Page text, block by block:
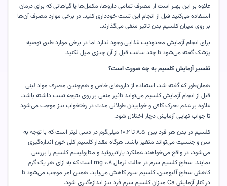
علاوه بر این بهتر است از مصرف تمامی داروها، مکمل‌ها یا گیاهانی که برای درمان
استفاده می‌کنید قبل از انجام این تست خودداری کنید. در برخی موارد مصرف آن‌ها
بر روی میزان کلسیم بدن تاثیر منفی می‌گذارند.
برای انجام آزمایش محدودیت غذایی وجود ندارد اما در برخی موارد طبق توصیه
پزشک گفته می‌شود تا چند ساعت قبل از آن چیزی میل نکنید.
تفسیر آزمایش کلسیم به چه صورت است؟
همان‌طور که گفته شد، استفاده از داروهای خاص و هم‌چنین مصرف مواد لبنی
قبل از انجام آزمایش کلسیم می‌تواند تاثیر منفی بر روی نتیجه تست داشته باشد.
علاوه بر عدم تحرک کافی و خوابیدن طولانی مدت در رختخواب نیز موجب می‌شود
تا جواب نهایی آزمایش دچار اختلال شود.
کلسیم در بدن هر فرد بین ۸.۵تا ۱۰.۲ میلی‌گرم در دسی لیتر است که با توجه به
سن و جنسیت می‌تواند متغیر باشد. هرگاه مقدار کلسیم کلی خون اندازه‌گیری
می‌شود، در واقع می‌خواهند عملکرد پاراتیروئید و متابولیسم کلسیم را بررسی
نمایند. سطح کلسیم سرم در حالت نرمال۰.۸
است که به ازای هر یک گرم
کاهش سطح آلبومین، کلسیم سرم کاهش می‌یابد. همین امر موجب می‌شود تا
در کنار آزمایش
میزان کلسیم سرم فرد نیز اندازه‌گیری شود.